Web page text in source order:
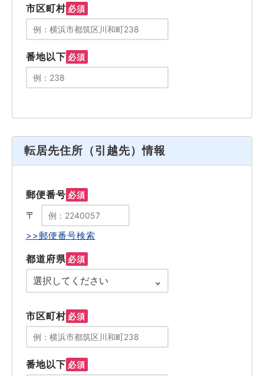
市区町村 必須
番地以下 必須
転居先住所（引越先）情報
郵便番号 必須
〒
>>郵便番号検索
都道府県 必須
市区町村 必須
番地以下 必須